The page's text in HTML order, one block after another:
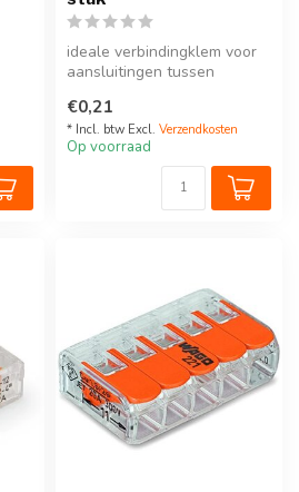
ideale verbindingklem voor
aansluitingen tussen
geleid...
€0,21
* Incl. btw Excl. Verzendkosten
Op voorraad